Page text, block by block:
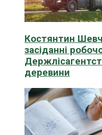
Костянтин
засіданні
деревини